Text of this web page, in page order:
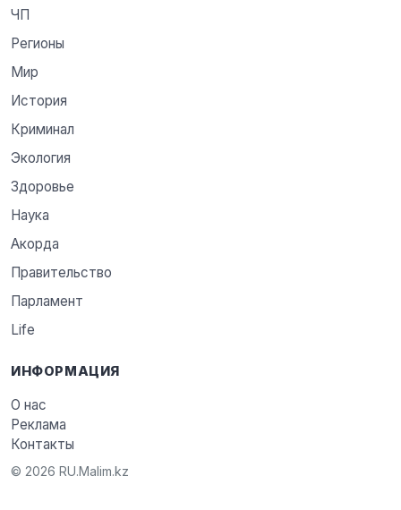
ЧП
Регионы
Мир
История
Криминал
Экология
Здоровье
Наука
Акорда
Правительство
Парламент
Life
ИНФОРМАЦИЯ
О нас
Реклама
Контакты
© 2026 RU.Malim.kz